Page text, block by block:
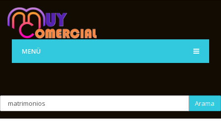
MENÜ
Arama